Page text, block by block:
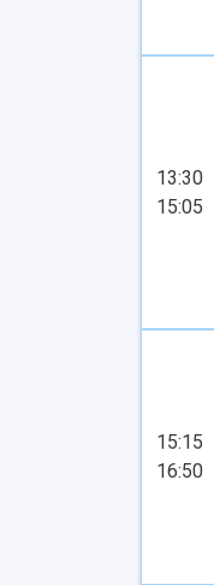
13:30
15:05
15:15
16:50